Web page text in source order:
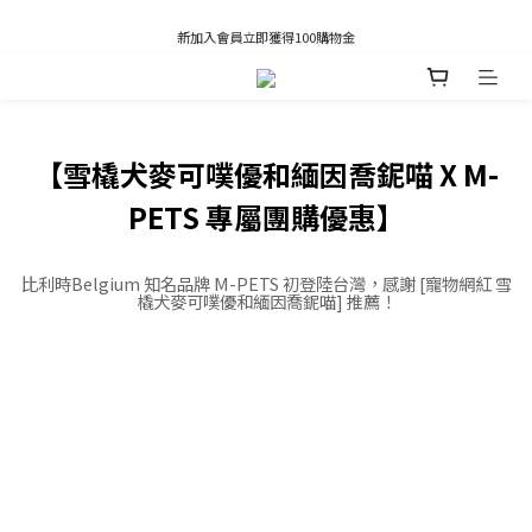
新加入會員立即獲得100購物金
凡推薦新客加入會員，推薦人享有獎勵購物金80元；新客享有新客購物金50元。
【雪橇犬麥可噗優和緬因喬鈮喵 X M-
PETS 專屬團購優惠】
比利時Belgium 知名品牌 M-PETS 初登陸台灣，感謝 [寵物網紅 雪
橇犬麥可噗優和緬因喬鈮喵] 推薦！